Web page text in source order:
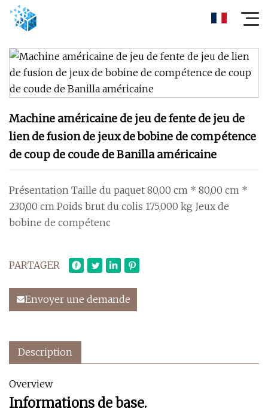
Machine américaine de jeu de fente de jeu de
lien de fusion de jeux de bobine de compétence
de coup de coude de Banilla américaine
Présentation Taille du paquet 80,00 cm * 80,00 cm *
230,00 cm Poids brut du colis 175,000 kg Jeux de
bobine de compétenc
PARTAGER
Envoyer une demande
Description
Overview
Informations de base.